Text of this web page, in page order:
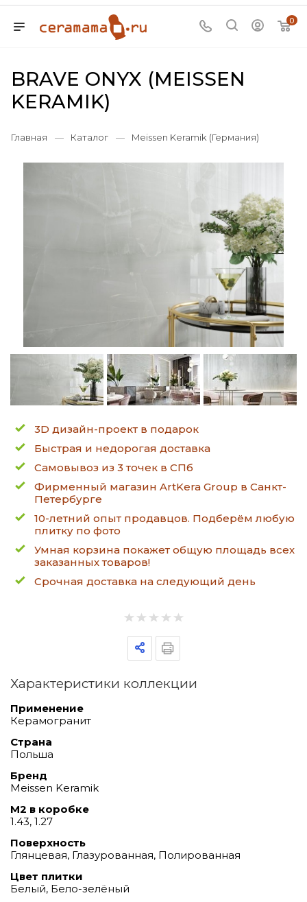
0
BRAVE ONYX (MEISSEN
KERAMIK)
Главная — Каталог — Meissen Keramik (Германия)
3D дизайн-проект в подарок
Быстрая и недорогая доставка
Самовывоз из 3 точек в СПб
Фирменный магазин ArtKera Group в Санкт-
Петербурге
10-летний опыт продавцов. Подберём любую
плитку по фото
Умная корзина покажет общую площадь всех
заказанных товаров!
Срочная доставка на следующий день
Характеристики коллекции
Применение
Керамогранит
Страна
Польша
Бренд
Meissen Keramik
М2 в коробке
1.43, 1.27
Поверхность
Глянцевая, Глазурованная, Полированная
Цвет плитки
Белый, Бело-зелёный